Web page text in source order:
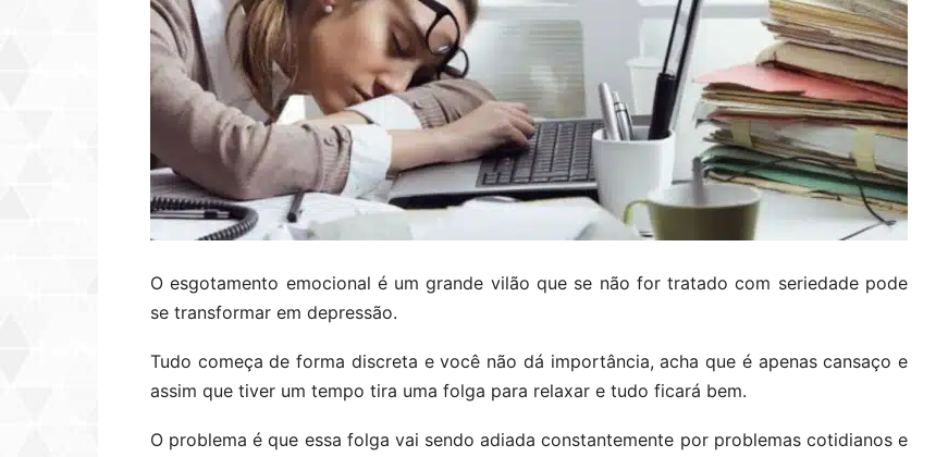
O esgotamento emocional é um grande vilão que se não for tratado com seriedade pode
se transformar em depressão.
Tudo começa de forma discreta e você não dá importância, acha que é apenas cansaço e
assim que tiver um tempo tira uma folga para relaxar e tudo ficará bem.
O problema é que essa folga vai sendo adiada constantemente por problemas cotidianos e